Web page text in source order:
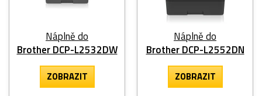
Náplně do
Brother DCP-L2532DW
ZOBRAZIT
Náplně do
Brother DCP-L2552DN
ZOBRAZIT